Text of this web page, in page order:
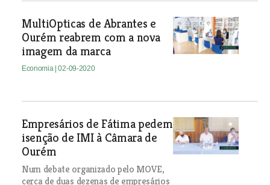
MultiOpticas de Abrantes e
Ourém reabrem com a nova
imagem da marca
Economia | 02-09-2020
Empresários de Fátima pedem
isenção de IMI à Câmara de
Ourém
Num debate organizado pelo MOVE,
cerca de duas dezenas de empresários